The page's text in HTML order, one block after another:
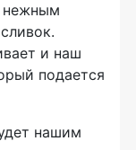
нежным
и наш
подается
нашим